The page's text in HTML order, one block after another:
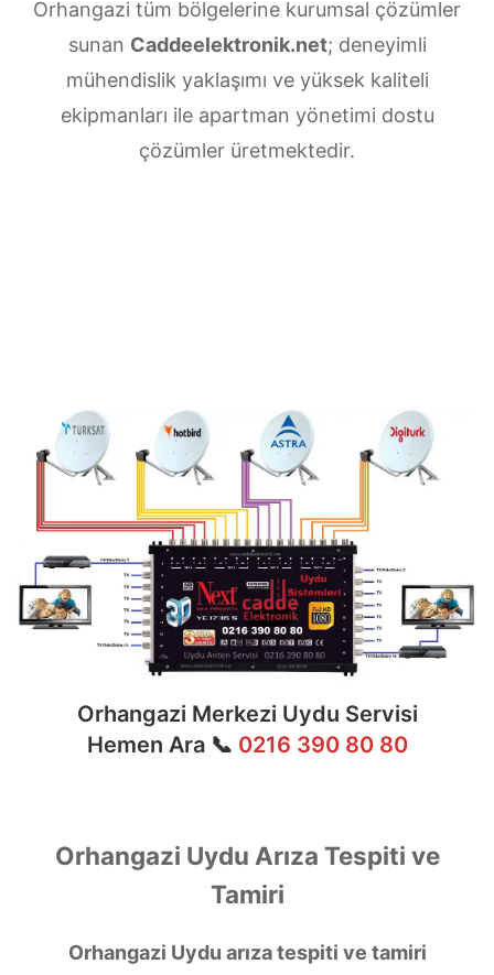
Orhangazi tüm bölgelerine kurumsal çözümler
sunan Caddeelektronik.net; deneyimli
mühendislik yaklaşımı ve yüksek kaliteli
ekipmanları ile apartman yönetimi dostu
çözümler üretmektedir.
Orhangazi Merkezi Uydu Servisi
Hemen Ara 📞 0216 390 80 80
Orhangazi Uydu Arıza Tespiti ve
Tamiri
Orhangazi Uydu arıza tespiti ve tamiri